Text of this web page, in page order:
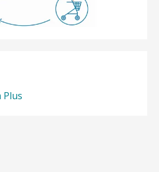
Plus